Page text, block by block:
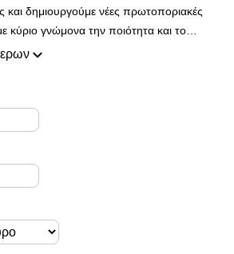
δημιουργούμε νέες πρωτοποριακές
κύριο γνώμονα την ποιότητα και το
να είμαστε πάντοτε σε θέση να
που ικανοποιούν ακόμη και τους πιο
ως στόχο να χαρίσουμε χρώμα και
σας χώρο και να τον αναδείξουμε